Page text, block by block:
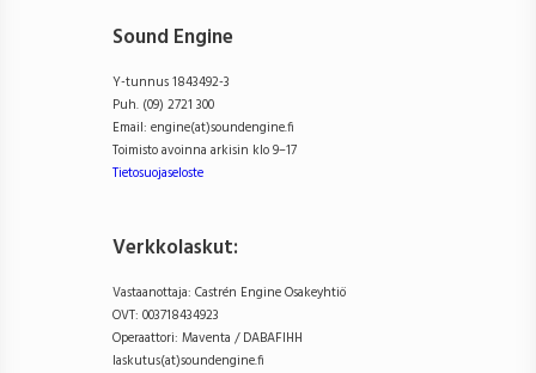
Sound Engine
Y-tunnus 1843492-3
Puh. (09) 2721 300
Email: engine(at)soundengine.fi
Toimisto avoinna arkisin klo 9–17
Tietosuojaseloste
Verkkolaskut:
Vastaanottaja: Castrén Engine Osakeyhtiö
OVT: 003718434923
Operaattori: Maventa / DABAFIHH
laskutus(at)soundengine.fi